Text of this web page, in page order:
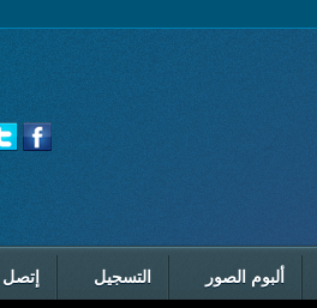
إتصل التسجيل ألبوم الصور